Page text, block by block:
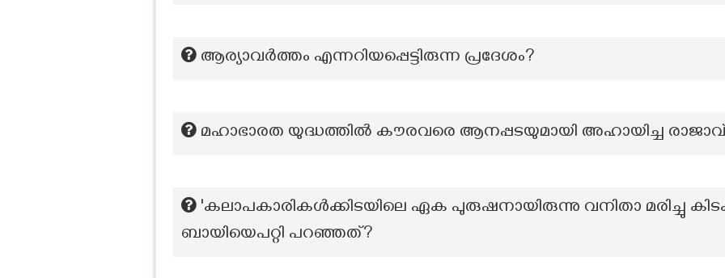
ആര്യാവർത്തം എന്നറിയപ്പെട്ടിരുന്ന പ്രദേശം?
മഹാഭാരത യുദ്ധത്തിൽ കൗരവരെ ആനപ്പടയുമായി അഹായിച്ച
'കലാപകാരികൾക്കിടയിലെ ഏക പുരുഷനായിരുന്നു വനിതാ മരിച്ചു
ബായിയെപറ്റി പറഞ്ഞത്?